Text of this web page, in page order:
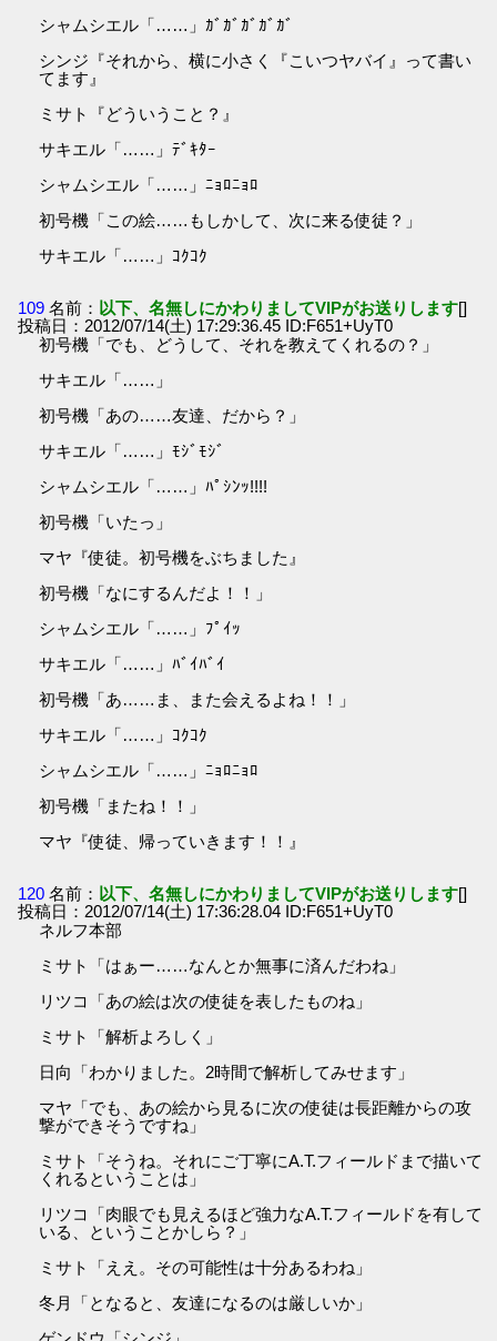
シャムシエル「……」ｶﾞｶﾞｶﾞｶﾞｶﾞ
シンジ『それから、横に小さく『こいつヤバイ』って書い
てます』
ミサト『どういうこと？』
サキエル「……」ﾃﾞｷﾀｰ
シャムシエル「……」ﾆｮﾛﾆｮﾛ
初号機「この絵……もしかして、次に来る使徒？」
サキエル「……」ｺｸｺｸ
109 名前： 以下、名無しにかわりましてVIPがお送りします[]
投稿日：2012/07/14(土) 17:29:36.45 ID:F651+UyT0
初号機「でも、どうして、それを教えてくれるの？」
サキエル「……」
初号機「あの……友達、だから？」
サキエル「……」ﾓｼﾞﾓｼﾞ
シャムシエル「……」ﾊﾟｼﾝｯ!!!!
初号機「いたっ」
マヤ『使徒。初号機をぶちました』
初号機「なにするんだよ！！」
シャムシエル「……」ﾌﾟｲｯ
サキエル「……」ﾊﾞｲﾊﾞｲ
初号機「あ……ま、また会えるよね！！」
サキエル「……」ｺｸｺｸ
シャムシエル「……」ﾆｮﾛﾆｮﾛ
初号機「またね！！」
マヤ『使徒、帰っていきます！！』
120 名前： 以下、名無しにかわりましてVIPがお送りします[]
投稿日：2012/07/14(土) 17:36:28.04 ID:F651+UyT0
ネルフ本部
ミサト「はぁー……なんとか無事に済んだわね」
リツコ「あの絵は次の使徒を表したものね」
ミサト「解析よろしく」
日向「わかりました。2時間で解析してみせます」
マヤ「でも、あの絵から見るに次の使徒は長距離からの攻
撃ができそうですね」
ミサト「そうね。それにご丁寧にA.T.フィールドまで描いて
くれるということは」
リツコ「肉眼でも見えるほど強力なA.T.フィールドを有して
いる、ということかしら？」
ミサト「ええ。その可能性は十分あるわね」
冬月「となると、友達になるのは厳しいか」